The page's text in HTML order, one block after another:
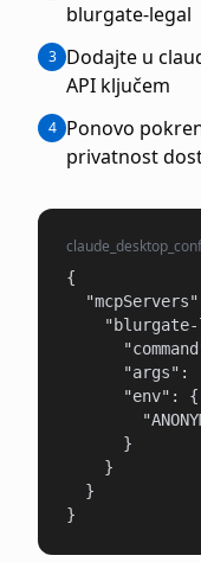
blurgate-legal
3 Dodajte u
API ključem
4 Ponovo
privatnost
{
"args":
      "env": {
      }
    }
  }
}